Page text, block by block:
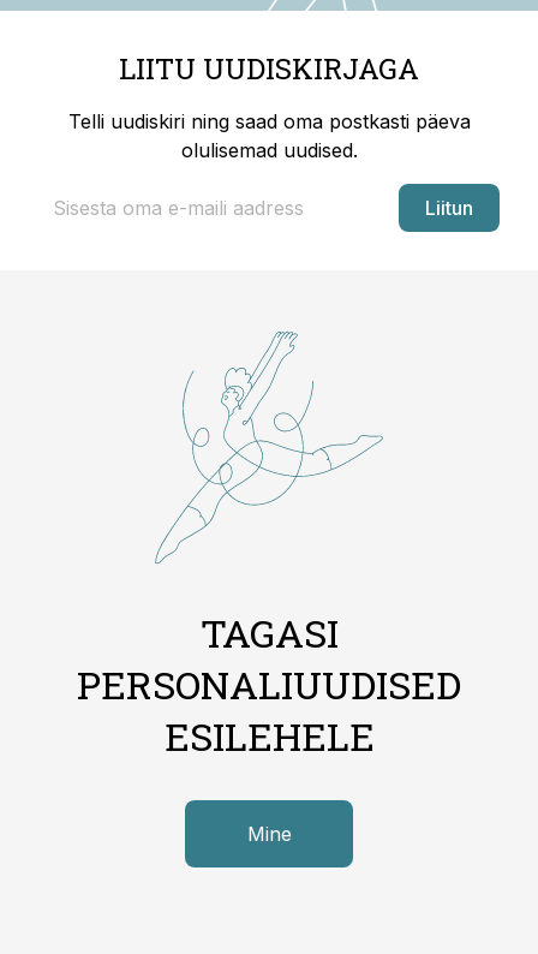
LIITU UUDISKIRJAGA
Telli uudiskiri ning saad oma postkasti päeva
olulisemad uudised.
Liitun
TAGASI
PERSONALIUUDISED
ESILEHELE
Mine